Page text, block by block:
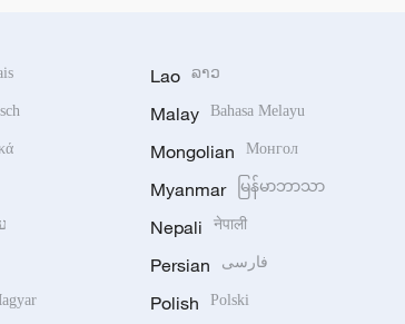
Lao ລາວ
Malay Bahasa Melayu
Mongolian Монгол
Myanmar မြန်မာဘာသာ
Nepali नेपाली
Persian فارسی
Polish Polski